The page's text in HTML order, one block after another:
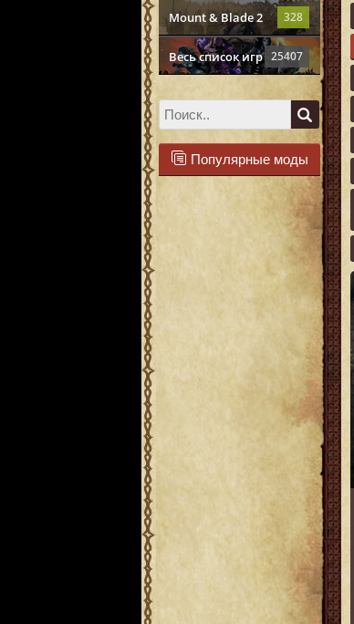
Mount & Blade 2 328
Весь список игр 25407
Популярные моды